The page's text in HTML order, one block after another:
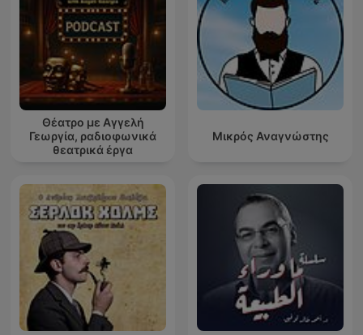
Θέατρο με Αγγελή
Γεωργία, ραδιοφωνικά
θεατρικά έργα
Μικρός Αναγνώστης